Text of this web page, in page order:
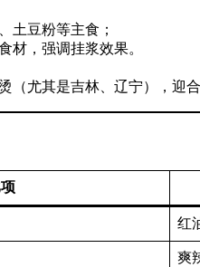
土豆粉等主食；
材，强调挂浆效果。
（尤其是吉林、辽宁），迎
红
爽